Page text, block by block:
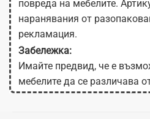
повреда на мебелите.
наранявания от
рекламация.
Забележка:
Имайте предвид, че е
мебелите да се различава
в зависимост от